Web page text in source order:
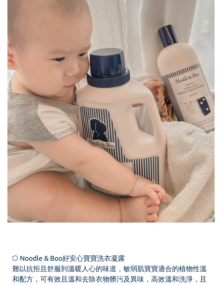
⭔ Noodle & Boo好安心寶寶洗衣凝露
難以抗拒且舒服到溫暖人心的味道，敏弱肌寶寶適合的植物性溫
和配方，可有效且溫和去除衣物髒污及異味，高效溫和洗淨，且